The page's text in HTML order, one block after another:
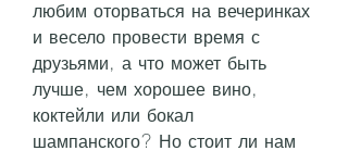
любим оторваться на вечеринках
и весело провести время с
друзьями, а что может быть
лучше, чем хорошее вино,
коктейли или бокал
шампанского? Но стоит ли нам